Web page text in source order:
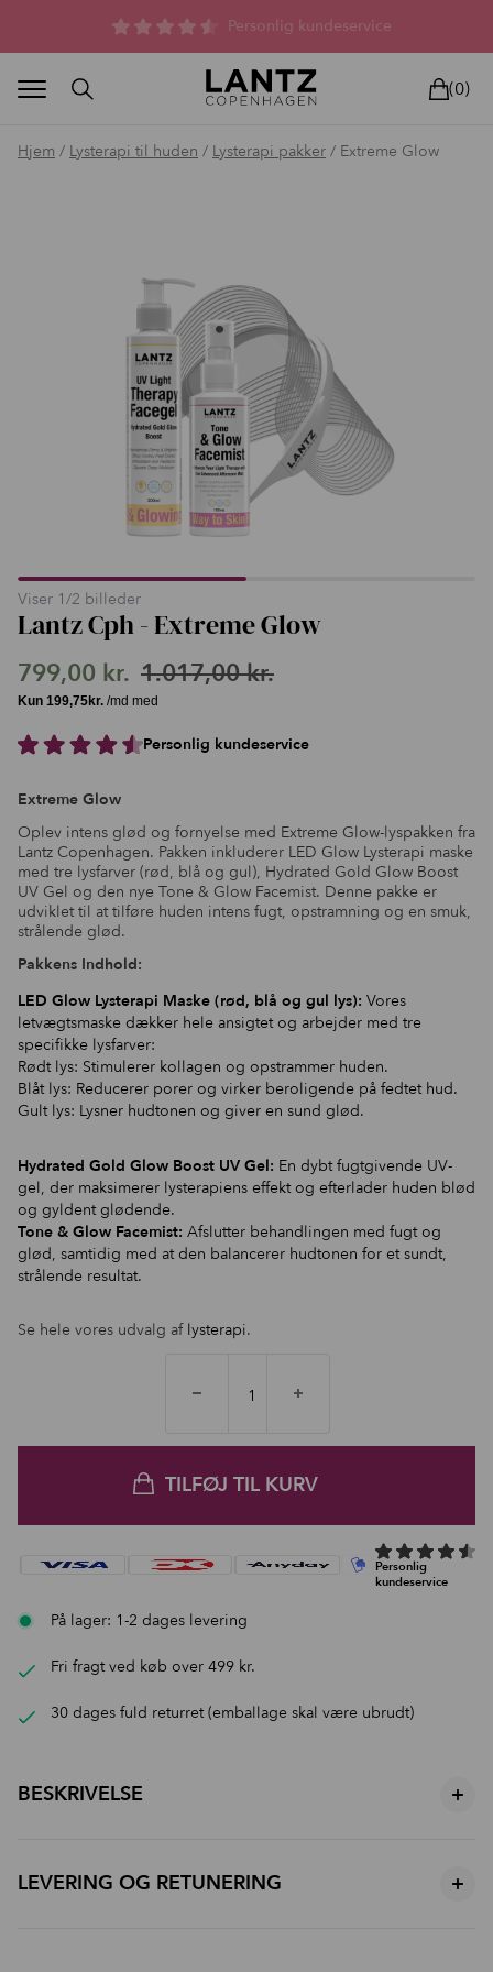
Parfumefri dansk hudpleje, og lysterapi til huden
BEAUTY DEALS REELS
(0)
Hjem / Lysterapi til huden / Lysterapi pakker / Extreme Glow
Viser 1/2 billeder
Lantz Cph - Extreme Glow
1.017,00kr.
Den
pris
1.017,00 kr..
799,00 kr.
Den
pris
799,00 kr..
Personlig kundeservice
Extreme Glow
Oplev intens glød og fornyelse med Extreme Glow-lyspakken fra
Lantz Copenhagen. Pakken inkluderer LED Glow Lysterapi maske
med tre lysfarver (rød, blå og gul), Hydrated Gold Glow Boost
UV Gel og den nye Tone & Glow Facemist. Denne pakke er
udviklet til at tilføre huden intens fugt, opstramning og en smuk,
strålende glød.
Pakkens Indhold:
LED Glow Lysterapi Maske (rød, blå og gul lys): Vores
letvægtsmaske dækker hele ansigtet og arbejder med tre
specifikke lysfarver:
Rødt lys: Stimulerer kollagen og opstrammer huden.
Blåt lys: Reducerer porer og virker beroligende på fedtet hud.
Gult lys: Lysner hudtonen og giver en sund glød.
Hydrated Gold Glow Boost UV Gel: En dybt fugtgivende UV-
gel, der maksimerer lysterapiens effekt og efterlader huden blød
og gyldent glødende.
Tone & Glow Facemist: Afslutter behandlingen med fugt og
glød, samtidig med at den balancerer hudtonen for et sundt,
strålende resultat.
Se hele vores udvalg af lysterapi.
TILFØJ TIL KURV
På lager: 1-2 dages levering
Fri fragt ved køb over 499 kr.
30 dages fuld returret (emballage skal være ubrudt)
BESKRIVELSE +
Forberedelse:Start med at rense ansigtet og påfør et jævnt
LEVERING OG RETUNERING +